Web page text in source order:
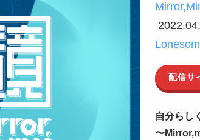
配信サ
自分らし
〜